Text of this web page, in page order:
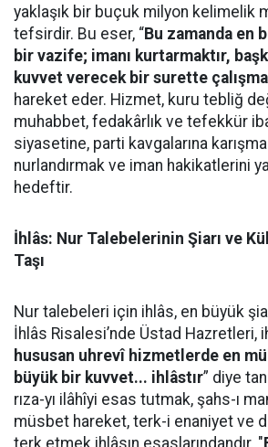
yaklaşık bir buçuk milyon kelimelik
tefsirdir. Bu eser, “Bu zamanda en
bir vazife; imanı kurtarmaktır,
kuvvet verecek bir surette
hareket eder. Hizmet, kuru tebliğ
muhabbet, fedakârlık ve tefekkür
siyasetine, parti kavgalarına
nurlandırmak ve iman hakikatlerini
hedeftir.
İhlâs: Nur Talebelerinin Şiarı ve
Taşı
Nur talebeleri için ihlâs, en büyük
İhlâs Risalesi’nde Üstad Hazretleri,
hususan uhrevî hizmetlerde en
büyük bir kuvvet... ihlâstır” diye
rıza-yı ilâhîyi esas tutmak, şahs-ı
müsbet hareket, terk-i enaniyet ve
terk etmek ihlâsın esaslarındandır. "